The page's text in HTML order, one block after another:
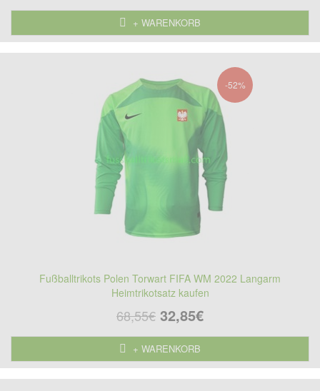
+ WARENKORB
-52%
Fußballtrikots Polen Torwart FIFA WM 2022 Langarm
Heimtrikotsatz kaufen
68,55€ 32,85€
+ WARENKORB